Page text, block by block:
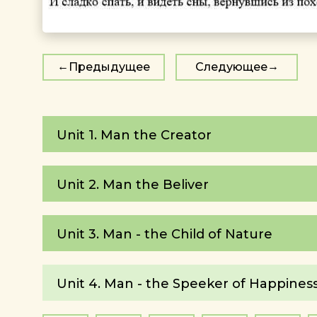
Предыдущее Следующее
Unit 1. Man the Creator
Unit 2. Man the Beliver
Unit 3. Man - the Child of Nature
Unit 4. Man - the Speeker of